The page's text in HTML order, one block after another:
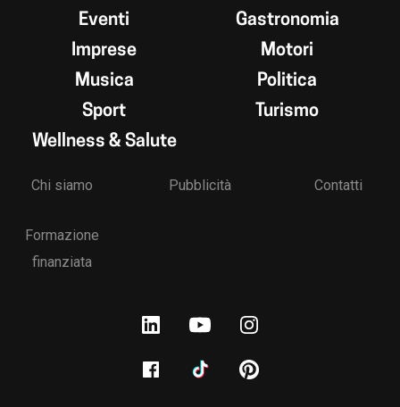
Eventi
Gastronomia
Imprese
Motori
Musica
Politica
Sport
Turismo
Wellness & Salute
Chi siamo Pubblicità Contatti
Formazione
finanziata